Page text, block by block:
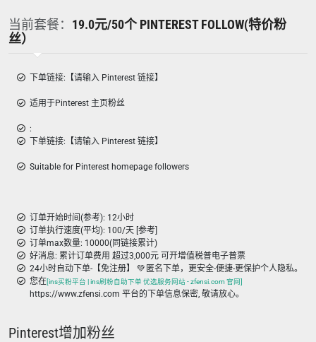
当前套餐： 19.0元/50个 PINTEREST FOLLOW(特价粉
丝）
下单链接:【请输入 Pinterest 链接】
适用于Pinterest 主页粉丝
:
下单链接:【请输入 Pinterest 链接】
Suitable for Pinterest homepage followers
订单开始时间(参考): 12小时
订单执行速度(平均): 100/天 [参考]
订单max数量: 10000(同链接累计)
好消息: 累计订单费用 超过3,000元 可开增值税普电子普票
24小时自动下单-【免注册】 💚 匿名下单，更安全-便捷-更保护个人隐私。
您在[ins买粉平台 | ins刷粉自助下单 优选服务网站 - zfensi.com 官网]
https://www.zfensi.com 平台的下单信息保密, 敬请放心。
Pinterest增加粉丝